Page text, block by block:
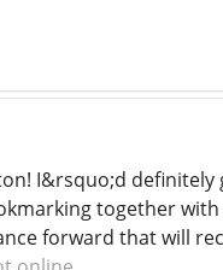
I&rsquo;d
together
forward that will